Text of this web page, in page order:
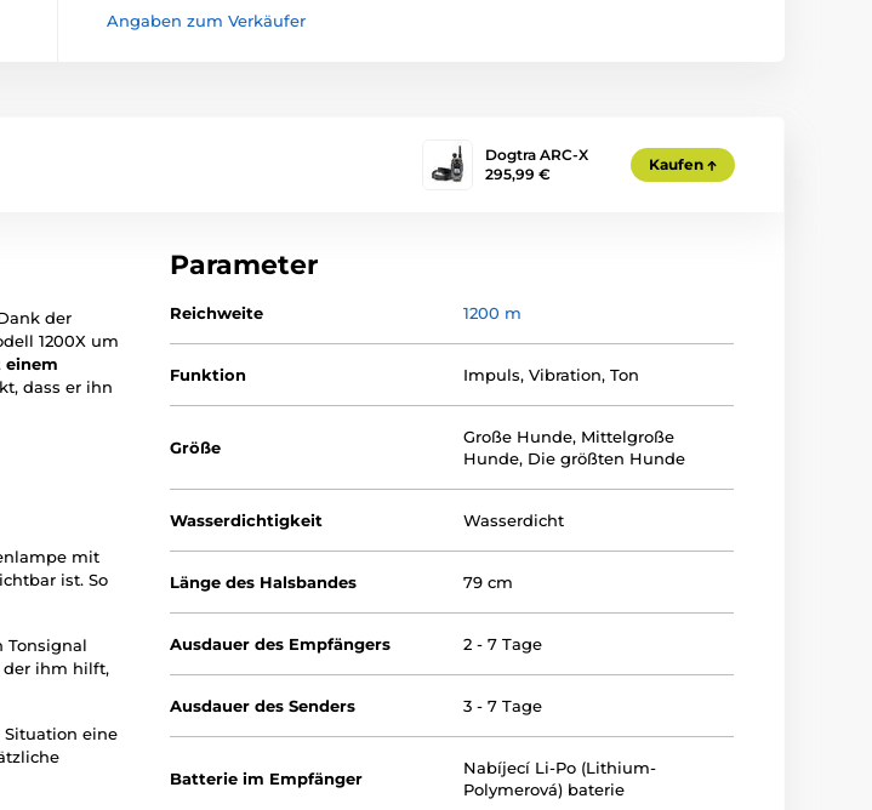
Angaben zum Verkäufer
Dogtra ARC-X
295,99 €
Kaufen
der
1200X um
einem
dass er ihn
mit
ist. So
Tonsignal
der ihm hilft,
eine
Parameter
Reichweite 1200 m
Funktion Impuls,Vibration,Ton
Größe
Große Hunde, Mittelgroße
Hunde, Die größten Hunde
Wasserdichtigkeit Wasserdicht
Länge des Halsbandes 79 cm
Ausdauer des Empfängers 2 - 7 Tage
Ausdauer des Senders 3 - 7 Tage
Batterie im Empfänger
Nabíjecí Li-Po (Lithium-
Polymerová) baterie